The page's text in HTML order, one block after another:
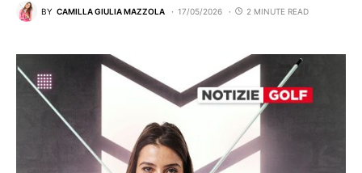
BY CAMILLA GIULIA MAZZOLA 17/05/2026 2 MINUTE READ